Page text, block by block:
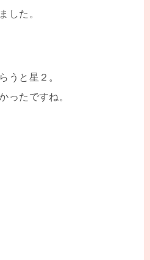
した。
うと星２。
ったですね。